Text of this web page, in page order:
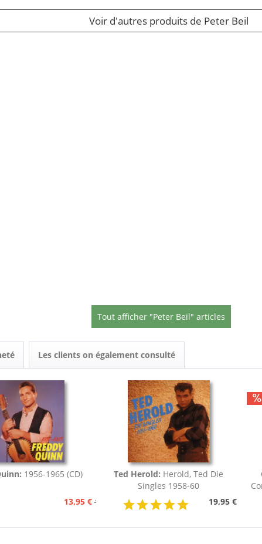
Voir d'autres produits de Peter Beil
Tout afficher "Peter Beil" articles
Les clients on également consulté
1956-1965 (CD)
13,95 € 15,95 €
Ted Herold: Herold, Ted Die
Singles 1958-60
19,95 €